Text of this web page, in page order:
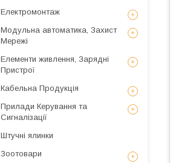
Електромонтаж
Модульна автоматика, Захист
Мережі
Елементи живлення, Зарядні
Пристрої
Кабельна Продукція
Прилади Керування та
Сигналізації
Штучні ялинки
Зоотовари